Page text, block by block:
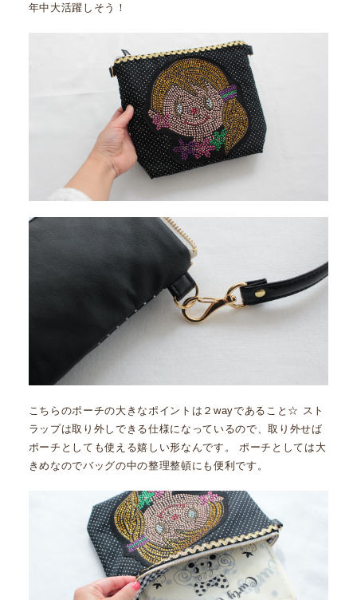
年中大活躍しそう！
こちらのポーチの大きなポイントは２wayであること☆ スト
ラップは取り外しできる仕様になっているので、取り外せば
ポーチとしても使える嬉しい形なんです。 ポーチとしては大
きめなのでバッグの中の整理整頓にも便利です。